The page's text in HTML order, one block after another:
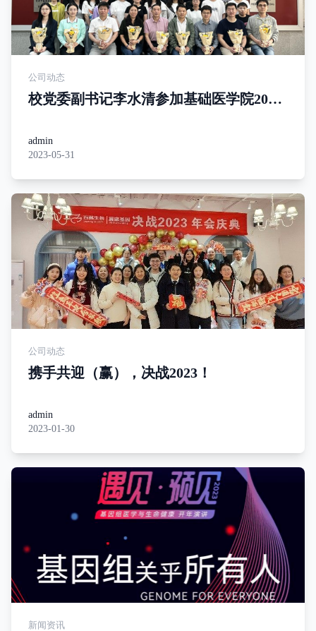
公司动态
校党委副书记李水清参加基础医学院2023
华奖学金”颁发仪式
admin
2023-05-31
公司动态
携手共迎（赢），决战2023！
admin
2023-01-30
新闻资讯